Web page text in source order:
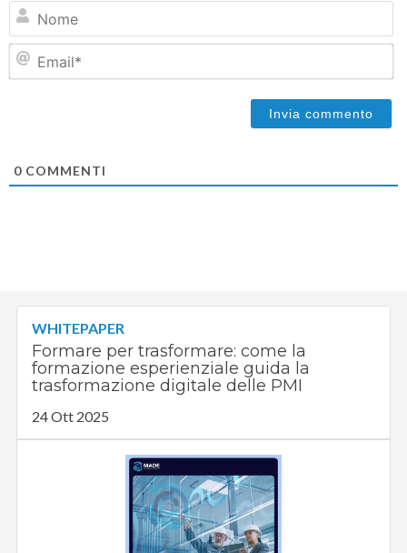
0 COMMENTI
WHITEPAPER
Formare per trasformare: come la
formazione esperienziale guida la
trasformazione digitale delle PMI
24 Ott 2025